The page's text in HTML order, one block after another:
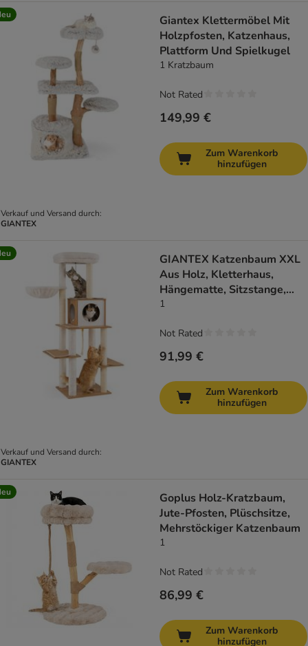
Verkauf und Versand durch:
GIANTEX
Giantex Klettermöbel Mit
Holzpfosten, Katzenhaus,
Plattform Und Spielkugel
1 Kratzbaum
149,99 €
Not Rated
Zum Warenkorb
hinzufügen
Verkauf und Versand durch:
GIANTEX
GIANTEX Katzenbaum XXL
Aus Holz, Kletterhaus,
Hängematte, Sitzstange,
Sisal
1
91,99 €
Not Rated
Zum Warenkorb
hinzufügen
Goplus Holz-Kratzbaum,
Jute-Pfosten, Plüschsitze,
Mehrstöckiger Katzenbaum
1
86,99 €
Not Rated
Zum Warenkorb
hinzufügen